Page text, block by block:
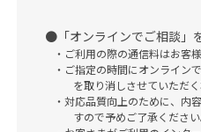
「オンラインでご相談
ご利用の際の通信料はお客
ご指定の時間にオンライン
を取り消しさせていただく
対応品質向上のために、内
すので予めご了承ください